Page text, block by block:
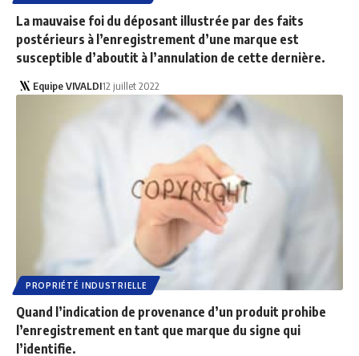
La mauvaise foi du déposant illustrée par des faits
postérieurs à l’enregistrement d’une marque est
susceptible d’aboutit à l’annulation de cette dernière.
Equipe VIVALDI12 juillet 2022
PROPRIÉTÉ INDUSTRIELLE
Quand l’indication de provenance d’un produit prohibe
l’enregistrement en tant que marque du signe qui
l’identifie.